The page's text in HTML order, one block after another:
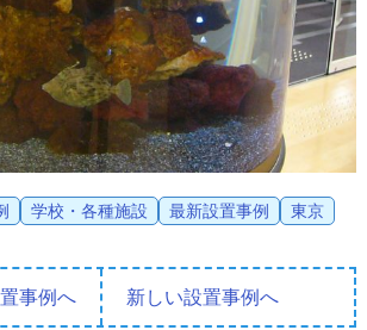
学校・各種施設 最新設置事例 東京
事例へ 新しい設置事例へ